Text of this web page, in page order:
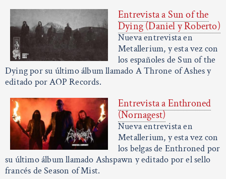
Entrevista a Sun of the
Dying (Daniel y Roberto)
Nueva entrevista en
Metallerium, y esta vez con
los españoles de Sun of the
Dying por su último álbum llamado A Throne of Ashes y
editado por AOP Records.
Entrevista a Enthroned
(Nornagest)
Nueva entrevista en
Metallerium, y esta vez con
los belgas de Enthroned por
su último álbum llamado Ashspawn y editado por el sello
francés de Season of Mist.